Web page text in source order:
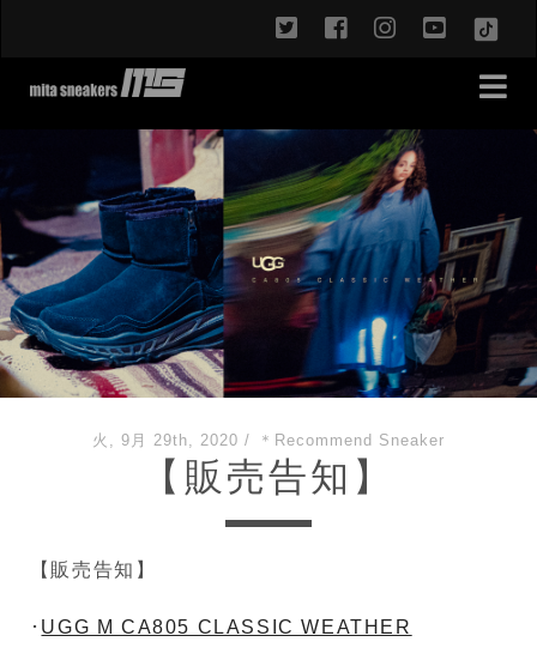
twitterfacebookinstagram
火, 9月 29th, 2020 / ＊Recommend Sneaker
【販売告知】
【販売告知】
･ UGG M CA805 CLASSIC WEATHER